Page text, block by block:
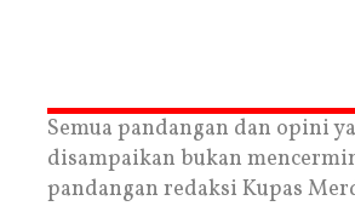
Semua pandangan dan opini
disampaikan bukan
pandangan redaksi Kupas